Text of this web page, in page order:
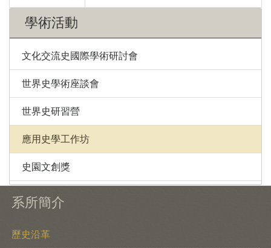
學術活動
文化交流史國際學術研討會
世界史學術座談會
世界史研習營
應用史學工作坊
史園文創獎
系所簡介
歷史沿革